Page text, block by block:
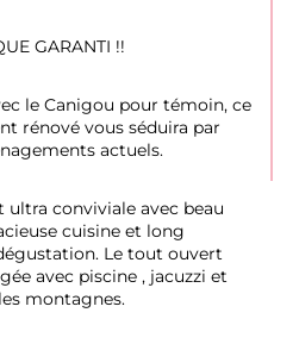
GARANTI !!
le Canigou pour témoin, ce
rénové vous séduira par
actuels.
ultra conviviale avec beau
cuisine et long
Le tout ouvert
avec piscine , jacuzzi et
montagnes.